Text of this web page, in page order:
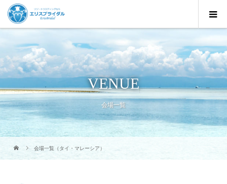
VENUE
会場一覧
会場一覧（タイ・マレーシア）